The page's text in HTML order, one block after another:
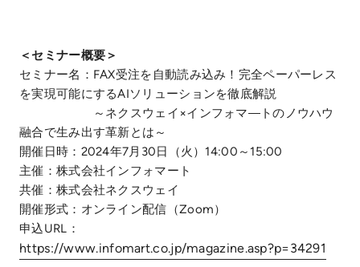
＜セミナー概要＞
セミナー名：FAX受注を自動読み込み！完全ペーパーレス
を実現可能にするAIソリューションを徹底解説
～ネクスウェイ×インフォマ―トのノウハウ
融合で生み出す革新とは～
開催日時：2024年7月30日（火）14:00～15:00
主催：株式会社インフォマート
共催：株式会社ネクスウェイ
開催形式：オンライン配信（Zoom）
申込URL：
https://www.infomart.co.jp/magazine.asp?p=34291